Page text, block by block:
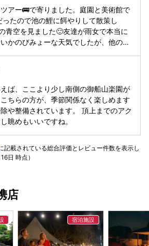
アー🚌で寄りました。庭園と美術館で
たので池の鯉に餌やりして散策し
空を見ました🙂友達が雨女で本当に
かのびみょーな天気でしたが、他の地
ば、ここより少し南側の御船山楽園が
ちらの方が、季節関係なく楽しめます
や整備されています。 頂上までのアク
眺めもいいですね。
記載されている総合評価とレビュー件数を表示し
日 時点）
店